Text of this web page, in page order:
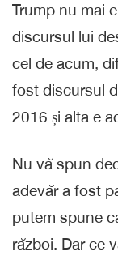
Trump nu mai
discursul lui
cel de acum,
fost discursul
2016 și alta e
Nu vă spun
adevăr a fost
putem spune
război. Dar ce